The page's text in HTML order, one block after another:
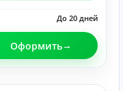
До 20 дней
Оформить